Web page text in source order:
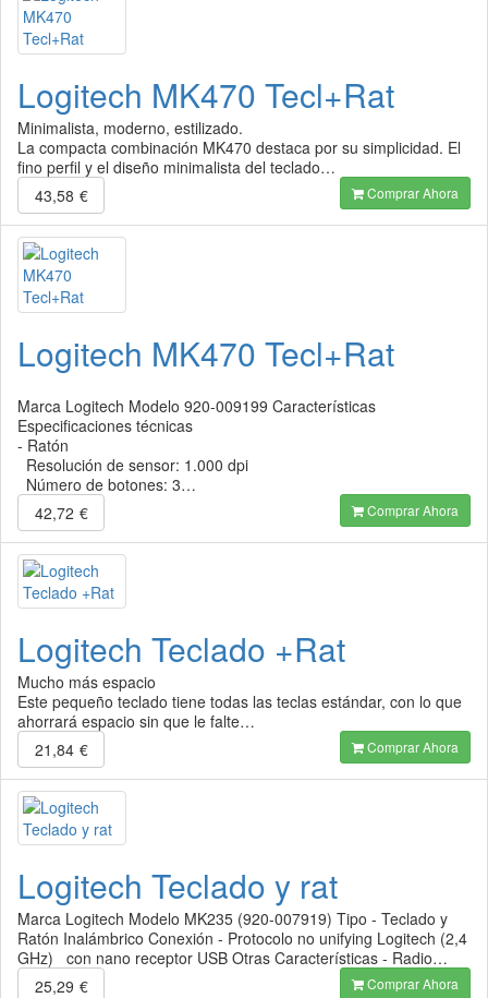
Logitech MK470 Tecl+Rat
Minimalista, moderno, estilizado.
La compacta combinación MK470 destaca por su simplicidad. El
fino perfil y el diseño minimalista del teclado…
43,58 € Comprar Ahora
Logitech MK470 Tecl+Rat
Marca Logitech Modelo 920-009199 Características
Especificaciones técnicas
- Ratón
Resolución de sensor: 1.000 dpi
Número de botones: 3…
42,72 € Comprar Ahora
Logitech Teclado +Rat
Mucho más espacio
Este pequeño teclado tiene todas las teclas estándar, con lo que
ahorrará espacio sin que le falte…
21,84 € Comprar Ahora
Logitech Teclado y rat
Marca Logitech Modelo MK235 (920-007919) Tipo - Teclado y
Ratón Inalámbrico Conexión - Protocolo no unifying Logitech (2,4
GHz) con nano receptor USB Otras Características - Radio…
25,29 € Comprar Ahora